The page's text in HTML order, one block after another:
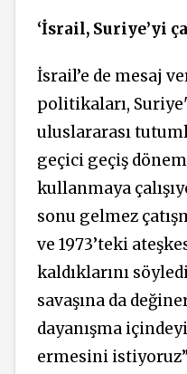
‘İsrail, Suriye’yi
İsrail’e de mesaj
politikaları,
uluslararası
geçici geçiş
kullanmaya
sonu gelmez
ve 1973’teki
kaldıklarını
savaşına da
dayanışma
ermesini